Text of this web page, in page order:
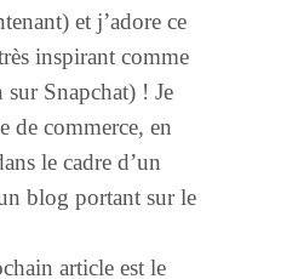
et j’adore ce
inspirant comme
Snapchat) ! Je
de commerce, en
le cadre d’un
blog portant sur le
article est le